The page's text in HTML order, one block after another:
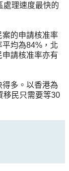
處理速度最快的
的申請核准率
均為84%，北
請核准率亦有
多。以香港為
移民只需要等30